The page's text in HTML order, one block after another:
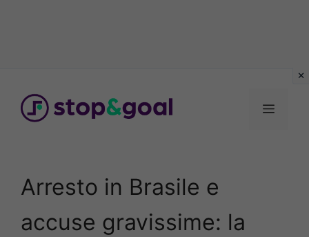
contenuto
Menu
Arresto in Brasile e
accuse gravissime: la